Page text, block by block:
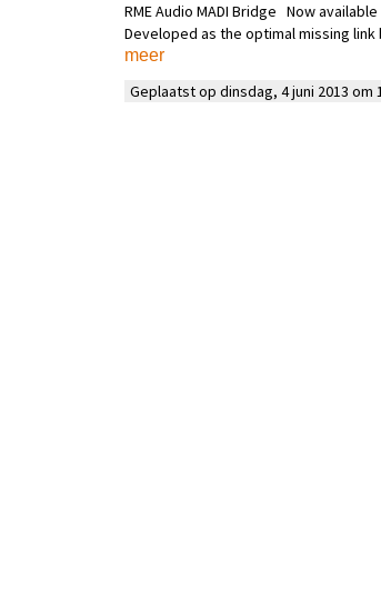
RME Audio MADI Bridge Now
Developed as the optimal missing
meer
Geplaatst op dinsdag, 4 juni 2013 om